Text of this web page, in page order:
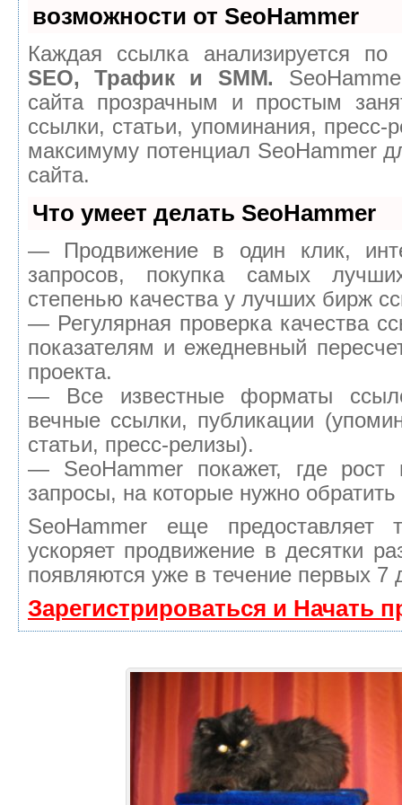
возможности от SeoHammer
Каждая ссылка анализируется
SEO, Трафик и SMM.
сайта прозрачным и простым
ссылки, статьи, упоминания, пресс-
максимуму потенциал SeoHammer
сайта.
Что умеет делать SeoHammer
— Продвижение в один клик,
запросов, покупка самых
степенью качества у лучших бирж
— Регулярная проверка качества
показателям и ежедневный
проекта.
— Все известные форматы
вечные ссылки, публикации
статьи, пресс-релизы).
— SeoHammer покажет, где рост
запросы, на которые нужно
SeoHammer еще предоставляет
ускоряет продвижение в десятки
появляются уже в течение первых 7
Зарегистрироваться и Начать